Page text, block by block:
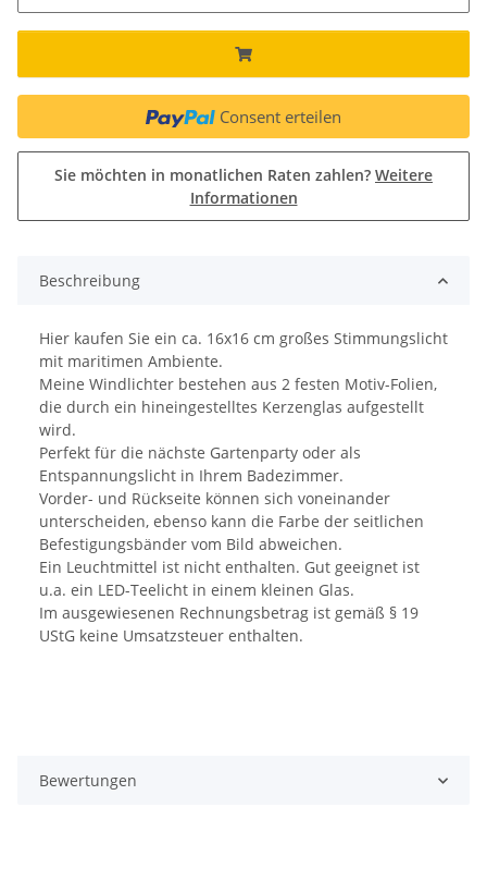
Consent erteilen
Sie möchten in monatlichen Raten zahlen? Weitere
Informationen
Beschreibung
Hier kaufen Sie ein ca. 16x16 cm großes Stimmungslicht
mit maritimen Ambiente.
Meine Windlichter bestehen aus 2 festen Motiv-Folien,
die durch ein hineingestelltes Kerzenglas aufgestellt
wird.
Perfekt für die nächste Gartenparty oder als
Entspannungslicht in Ihrem Badezimmer.
Vorder- und Rückseite können sich voneinander
unterscheiden, ebenso kann die Farbe der seitlichen
Befestigungsbänder vom Bild abweichen.
Ein Leuchtmittel ist nicht enthalten. Gut geeignet ist
u.a. ein LED-Teelicht in einem kleinen Glas.
Im ausgewiesenen Rechnungsbetrag ist gemäß § 19
UStG keine Umsatzsteuer enthalten.
Bewertungen